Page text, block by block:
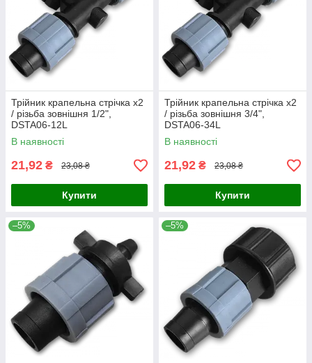
Трійник крапельна стрічка х2
/ різьба зовнішня 1/2",
DSTA06-12L
В наявності
21,92 ₴ 23,08 ₴
Купити
Трійник крапельна стрічка х2
/ різьба зовнішня 3/4",
DSTA06-34L
В наявності
21,92 ₴ 23,08 ₴
Купити
–5% –5%